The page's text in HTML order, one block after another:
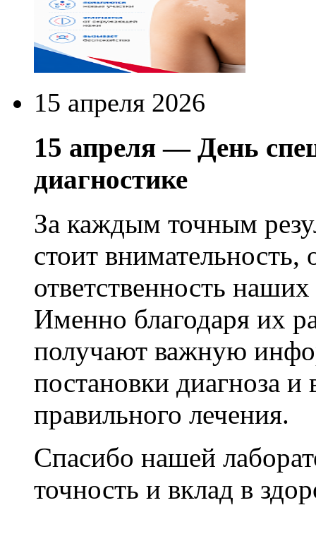
15 апреля 2026
15 апреля — День
диагностике
За каждым точным
стоит внимательность,
ответственность
Именно благодаря их
получают важную
постановки диагноза и
правильного лечения.
Спасибо нашей
точность и вклад в